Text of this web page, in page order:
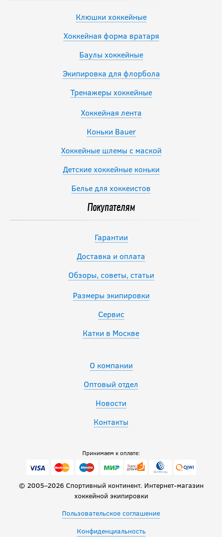
Клюшки хоккейные
Хоккейная форма вратаря
Баулы хоккейные
Экипировка для флорбола
Тренажеры хоккейные
Хоккейная лента
Коньки Bauer
Хоккейные шлемы с маской
Детские хоккейные коньки
Белье для хоккеистов
Покупателям
Гарантии
Доставка и оплата
Обзоры, советы, статьи
Размеры экипировки
Сервис
Катки в Москве
О компании
Оптовый отдел
Новости
Контакты
Принимаем к оплате:
© 2005–2026 Спортивный континент. Интернет-магазин
хоккейной экипировки
Пользовательское соглашение
Конфиденциальность